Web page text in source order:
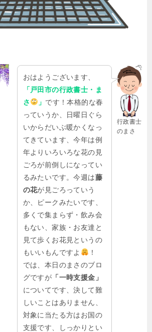
行政書士
のまさ
おはようございます、
「戸田市の行政書士・ま
さ
」 です！本格的な春
っていうか、日曜日ぐら
いからだいぶ暖かくなっ
てきています、今年は例
年よりいろいろな花の見
ごろが前倒しになってい
るみたいです。今週は藤
の花が見ごろっていう
か、ピークみたいです、
多くで集まらず・飲み会
もない、家族・お友達と
見て歩くお花見というの
もいいもんですよ
！
では、本日のまさのブロ
グですが 「一時支援金」
についてです、決して難
しいことはありません、
対象に当たる方はお国の
支援です、しっかりとい